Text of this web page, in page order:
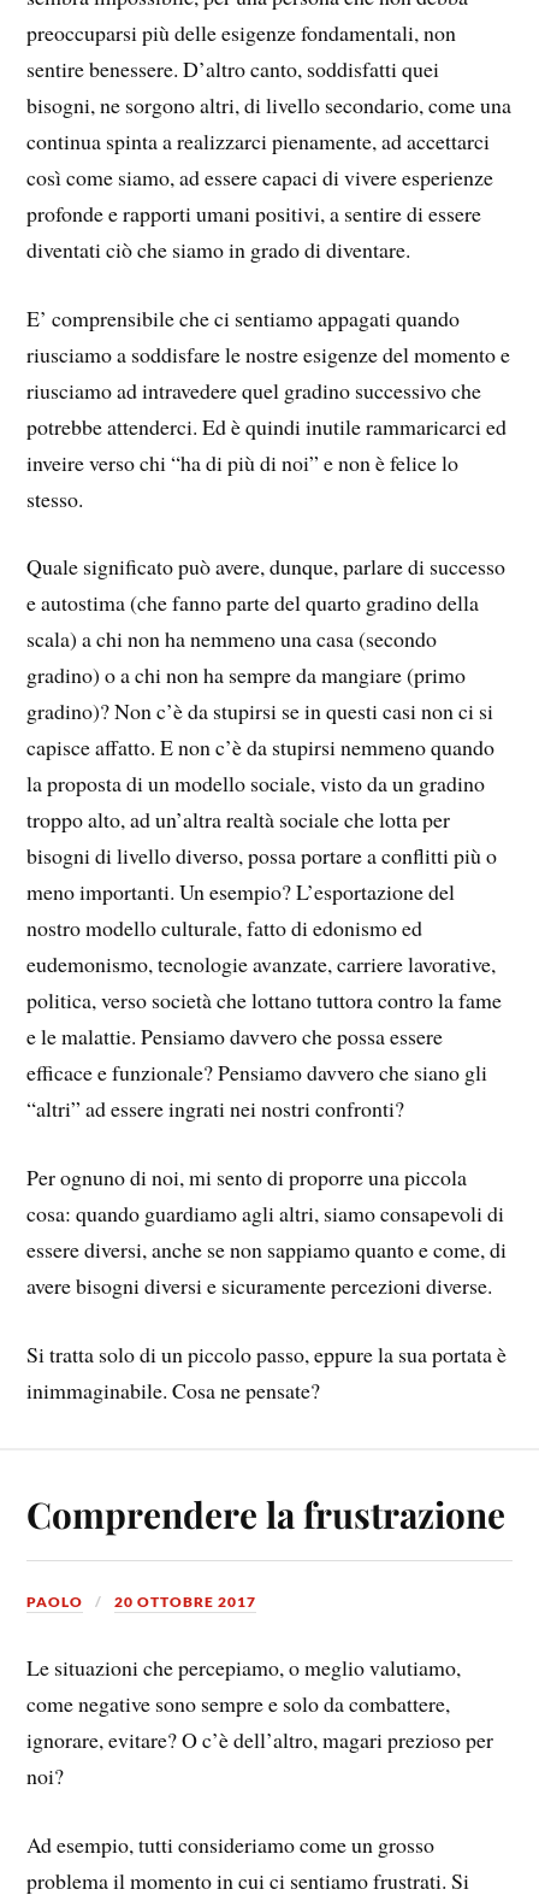
preoccuparsi più delle esigenze fondamentali, non
sentire benessere. D’altro canto, soddisfatti quei
bisogni, ne sorgono altri, di livello secondario, come una
continua spinta a realizzarci pienamente, ad accettarci
così come siamo, ad essere capaci di vivere esperienze
profonde e rapporti umani positivi, a sentire di essere
diventati ciò che siamo in grado di diventare.
E’ comprensibile che ci sentiamo appagati quando
riusciamo a soddisfare le nostre esigenze del momento e
riusciamo ad intravedere quel gradino successivo che
potrebbe attenderci. Ed è quindi inutile rammaricarci ed
inveire verso chi “ha di più di noi” e non è felice lo
stesso.
Quale significato può avere, dunque, parlare di successo
e autostima (che fanno parte del quarto gradino della
scala) a chi non ha nemmeno una casa (secondo
gradino) o a chi non ha sempre da mangiare (primo
gradino)? Non c’è da stupirsi se in questi casi non ci si
capisce affatto. E non c’è da stupirsi nemmeno quando
la proposta di un modello sociale, visto da un gradino
troppo alto, ad un’altra realtà sociale che lotta per
bisogni di livello diverso, possa portare a conflitti più o
meno importanti. Un esempio? L’esportazione del
nostro modello culturale, fatto di edonismo ed
eudemonismo, tecnologie avanzate, carriere lavorative,
politica, verso società che lottano tuttora contro la fame
e le malattie. Pensiamo davvero che possa essere
efficace e funzionale? Pensiamo davvero che siano gli
“altri” ad essere ingrati nei nostri confronti?
Per ognuno di noi, mi sento di proporre una piccola
cosa: quando guardiamo agli altri, siamo consapevoli di
essere diversi, anche se non sappiamo quanto e come, di
avere bisogni diversi e sicuramente percezioni diverse.
Si tratta solo di un piccolo passo, eppure la sua portata è
inimmaginabile. Cosa ne pensate?
Comprendere la frustrazione
PAOLO 20 OTTOBRE 2017
Le situazioni che percepiamo, o meglio valutiamo,
come negative sono sempre e solo da combattere,
ignorare, evitare? O c’è dell’altro, magari prezioso per
noi?
Ad esempio, tutti consideriamo come un grosso
problema il momento in cui ci sentiamo frustrati. Si